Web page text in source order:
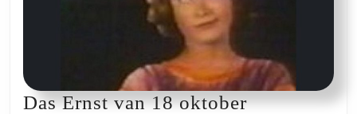
Das Ernst van 18 oktoberDas